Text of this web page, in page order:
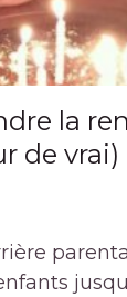
la
de vrai)